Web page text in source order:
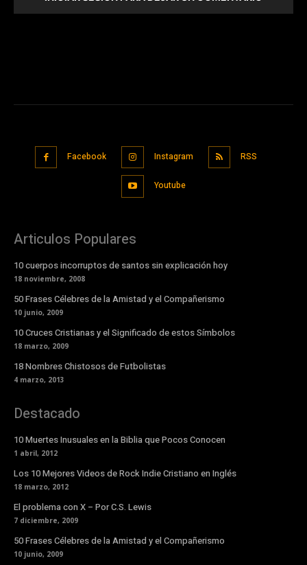
Facebook Instagram RSS
Youtube
Articulos Populares
10 cuerpos incorruptos de santos sin explicación hoy
18 noviembre, 2008
50 Frases Célebres de la Amistad y el Compañerismo
10 junio, 2009
10 Cruces Cristianas y el Significado de estos Símbolos
18 marzo, 2009
18 Nombres Chistosos de Futbolistas
4 marzo, 2013
Destacado
10 Muertes Inusuales en la Biblia que Pocos Conocen
1 abril, 2012
Los 10 Mejores Videos de Rock Indie Cristiano en Inglés
18 marzo, 2012
El problema con X – Por C.S. Lewis
7 diciembre, 2009
50 Frases Célebres de la Amistad y el Compañerismo
10 junio, 2009